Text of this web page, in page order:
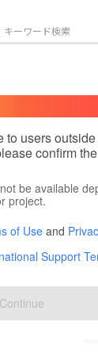
気のプロジェ
アート・写真
テクノロジー・
映像・映画
ビジネス・起業
まちづくり・
users
confirm the
be available
project.
of Use and
Support
Continue